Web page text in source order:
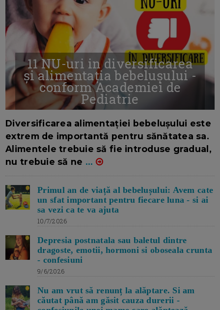
11 NU-uri in diversificarea
și alimentația bebelușului -
conform Academiei de
Pediatrie
Diversificarea alimentației bebelușului este
extrem de importantă pentru sănătatea sa.
Alimentele trebuie să fie introduse gradual,
nu trebuie să ne ...
Primul an de viață al bebelușului: Avem cate
un sfat important pentru fiecare luna - si ai
sa vezi ca te va ajuta
10/7/2026
Depresia postnatala sau baletul dintre
dragoste, emotii, hormoni si oboseala crunta
- confesiuni
9/6/2026
Nu am vrut să renunț la alăptare. Si am
căutat până am găsit cauza durerii -